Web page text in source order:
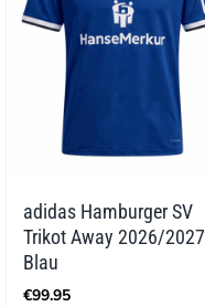
adidas Hamburger SV
Trikot Away 2026/2027
Blau
€99.95